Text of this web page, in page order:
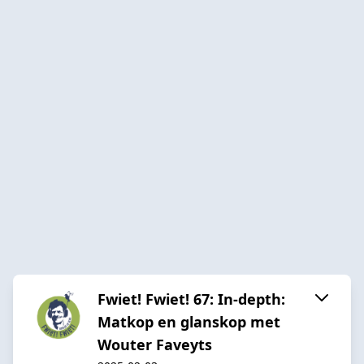
Fwiet! Fwiet! 67: In-depth:
Matkop en glanskop met
Wouter Faveyts